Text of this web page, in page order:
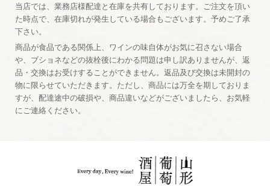
当店では、業務店様配達と在庫を共有しております。ご注文を頂い
た時点で、在庫切れが発生している場合もございます。予めご了承
下さい。
商品が食品である関係上、ワインの味自体がお気に召さない場合
や、ブショネなどの抜栓後にわかる問題は申し訳ありませんが、返
品・交換はお受けすることができません。返品及び交換は未開封の
物に限らせていただきます。ただし、商品には万全を期しておりま
すが、配達途中の破損や、商品違いなどがございましたら、お気軽
にご連絡ください。